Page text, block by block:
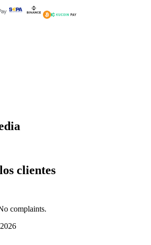
clientes
complaints.